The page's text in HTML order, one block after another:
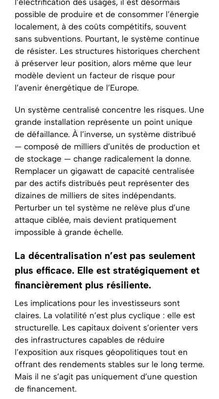
l’électrification des usages, il est désormais
possible de produire et de consommer l’énergie
localement, à des coûts compétitifs, souvent
sans subventions. Pourtant, le système continue
de résister. Les structures historiques cherchent
à préserver leur position, alors même que leur
modèle devient un facteur de risque pour
l’avenir énergétique de l’Europe.
Un système centralisé concentre les risques. Une
grande installation représente un point unique
de défaillance. À l’inverse, un système distribué
— composé de milliers d’unités de production et
de stockage — change radicalement la donne.
Remplacer un gigawatt de capacité centralisée
par des actifs distribués peut représenter des
dizaines de milliers de sites indépendants.
Perturber un tel système ne relève plus d’une
attaque ciblée, mais devient pratiquement
impossible à grande échelle.
La décentralisation n’est pas seulement
plus efficace. Elle est stratégiquement et
financièrement plus résiliente.
Les implications pour les investisseurs sont
claires. La volatilité n’est plus cyclique : elle est
structurelle. Les capitaux doivent s’orienter vers
des infrastructures capables de réduire
l’exposition aux risques géopolitiques tout en
offrant des rendements stables sur le long terme.
Mais il ne s’agit pas uniquement d’une question
de financement.